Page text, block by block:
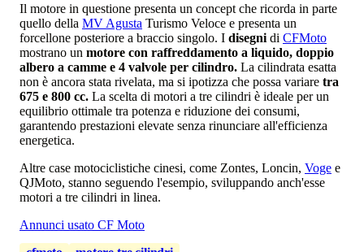
Il motore in questione presenta un concept che ricorda in parte
quello della MV Agusta Turismo Veloce e presenta un
forcellone posteriore a braccio singolo. I disegni di CFMoto
mostrano un motore con raffreddamento a liquido, doppio
albero a camme e 4 valvole per cilindro. La cilindrata esatta
non è ancora stata rivelata, ma si ipotizza che possa variare tra
675 e 800 cc. La scelta di motori a tre cilindri è ideale per un
equilibrio ottimale tra potenza e riduzione dei consumi,
garantendo prestazioni elevate senza rinunciare all'efficienza
energetica.
Altre case motociclistiche cinesi, come Zontes, Loncin, Voge e
QJMoto, stanno seguendo l'esempio, sviluppando anch'esse
motori a tre cilindri in linea.
Annunci usato CF Moto